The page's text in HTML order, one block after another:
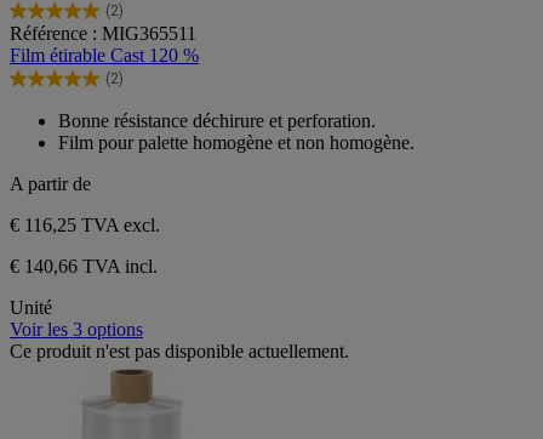
(2)
5.0
sur
5
étoiles.
avis
Référence : MIG365511
Film étirable Cast 120 %
(2)
5.0
étoiles.
2
avis
Bonne résistance déchirure et perforation.
Film pour palette homogène et non homogène.
A partir de
€ 116,25 TVA excl.
€ 140,66 TVA incl.
Unité
Voir les 3 options
Ce produit n'est pas disponible actuellement.